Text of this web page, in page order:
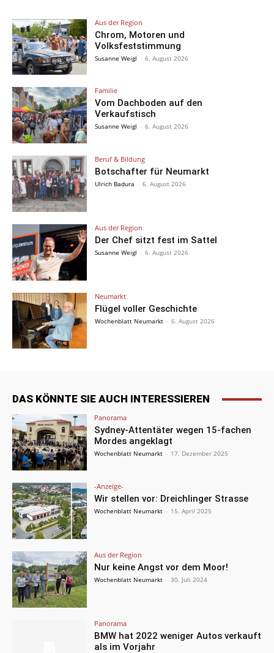
Aus der Region
Chrom, Motoren und
Volksfeststimmung
Susanne Weigl - 6. August 2026
Familie
Vom Dachboden auf den
Verkaufstisch
Susanne Weigl - 6. August 2026
Beruf & Bildung
Botschafter für Neumarkt
Ulrich Badura - 6. August 2026
Aus der Region
Der Chef sitzt fest im Sattel
Susanne Weigl - 6. August 2026
Neumarkt
Flügel voller Geschichte
Wochenblatt Neumarkt - 6. August 2026
DAS KÖNNTE SIE AUCH INTERESSIEREN
Panorama
Sydney-Attentäter wegen 15-fachen
Mordes angeklagt
Wochenblatt Neumarkt - 17. Dezember 2025
-Anzeige-
Wir stellen vor: Dreichlinger Strasse
Wochenblatt Neumarkt - 15. April 2025
Aus der Region
Nur keine Angst vor dem Moor!
Wochenblatt Neumarkt - 30. Juli 2024
Panorama
BMW hat 2022 weniger Autos verkauft
als im Vorjahr